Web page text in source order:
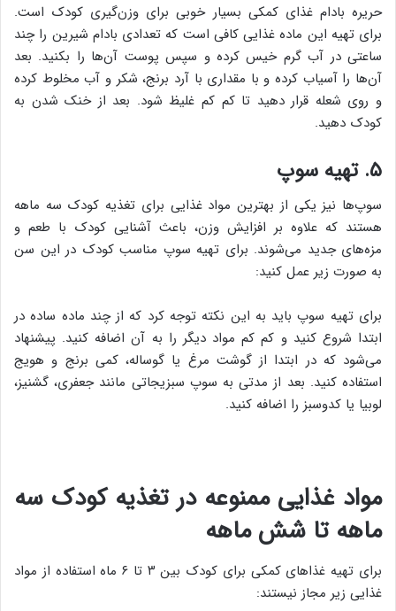
حریره بادام غذای کمکی بسیار خوبی برای وزن‌گیری کودک است.
برای تهیه این ماده غذایی کافی است که تعدادی بادام شیرین را چند
ساعتی در آب گرم خیس کرده و سپس پوست آن‌ها را بکنید. بعد
آن‌ها را آسیاب کرده و با مقداری با آرد برنج، شکر و آب مخلوط کرده
و روی شعله قرار دهید تا کم کم غلیظ شود. بعد از خنک شدن به
کودک دهید.
۵. تهیه سوپ
سوپ‌ها نیز یکی از بهترین مواد غذایی برای تغذیه کودک سه ماهه
هستند که علاوه بر افزایش وزن، باعث آشنایی کودک با طعم و
مزه‌های جدید می‌شوند. برای تهیه سوپ مناسب کودک در این سن
به صورت زیر عمل کنید:
برای تهیه سوپ باید به این نکته توجه کرد که از چند ماده ساده در
ابتدا شروع کنید و کم کم مواد دیگر را به آن اضافه کنید. پیشنهاد
می‌شود که در ابتدا از گوشت مرغ یا گوساله، کمی برنج و هویج
استفاده کنید. بعد از مدتی به سوپ سبزیجاتی مانند جعفری، گشنیز،
لوبیا یا کدوسبز را اضافه کنید.
مواد غذایی ممنوعه در تغذیه کودک سه
ماهه تا شش ماهه
برای تهیه غذاهای کمکی برای کودک بین ۳ تا ۶ ماه استفاده از مواد
غذایی زیر مجاز نیستند: